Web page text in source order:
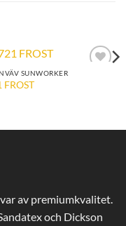
SUNWORKER
FROST
av premiumkvalitet.
och Dickson